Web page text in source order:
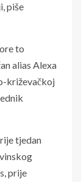
piše
to
alias Alexa
križevačkoj
tjedan
prije